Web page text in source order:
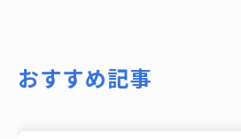
おすすめ記事